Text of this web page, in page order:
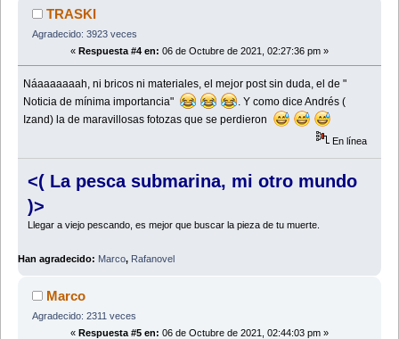
TRASKI
Agradecido: 3923 veces
« Respuesta #4 en: 06 de Octubre de 2021, 02:27:36 pm »
Náaaaaaaah, ni bricos ni materiales, el mejor post sin duda, el de "
Noticia de mínima importancia"
. Y como dice Andrés (
Izand) la de maravillosas fotozas que se perdieron
En línea
<( La pesca submarina, mi otro mundo
)>
Llegar a viejo pescando, es mejor que buscar la pieza de tu muerte.
Han agradecido: Marco, Rafanovel
Marco
Agradecido: 2311 veces
« Respuesta #5 en: 06 de Octubre de 2021, 02:44:03 pm »